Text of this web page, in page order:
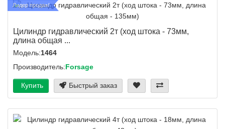
Лидер продаж!
Цилиндр гидравлический 2т (ход штока - 73мм,
длина общая ...
Модель:1464
Производитель:Forsage
Купить Быстрый заказ